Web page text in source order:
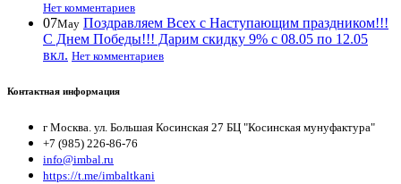
Нет комментариев
07May Поздравляем Всех с Наступающим праздником!!!
С Днем Победы!!! Дарим скидку 9% с 08.05 по 12.05
вкл. Нет комментариев
Контактная информация
г Москва. ул. Большая Косинская 27 БЦ "Косинская мунуфактура"
+7 (985) 226-86-76
info@imbal.ru
https://t.me/imbaltkani